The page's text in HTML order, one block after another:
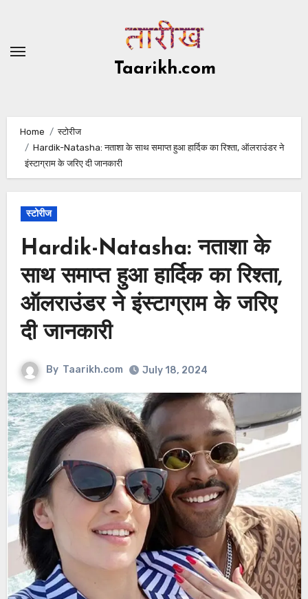
content
Taarikh.com
Home
स्टोरीज
Hardik-Natasha: नताशा के साथ समाप्त हुआ हार्दिक का रिश्ता, ऑलराउंडर ने
इंस्टाग्राम के जरिए दी जानकारी
स्टोरीज
Hardik-Natasha: नताशा के
साथ समाप्त हुआ हार्दिक का रिश्ता,
ऑलराउंडर ने इंस्टाग्राम के जरिए
दी जानकारी
By Taarikh.com July 18, 2024